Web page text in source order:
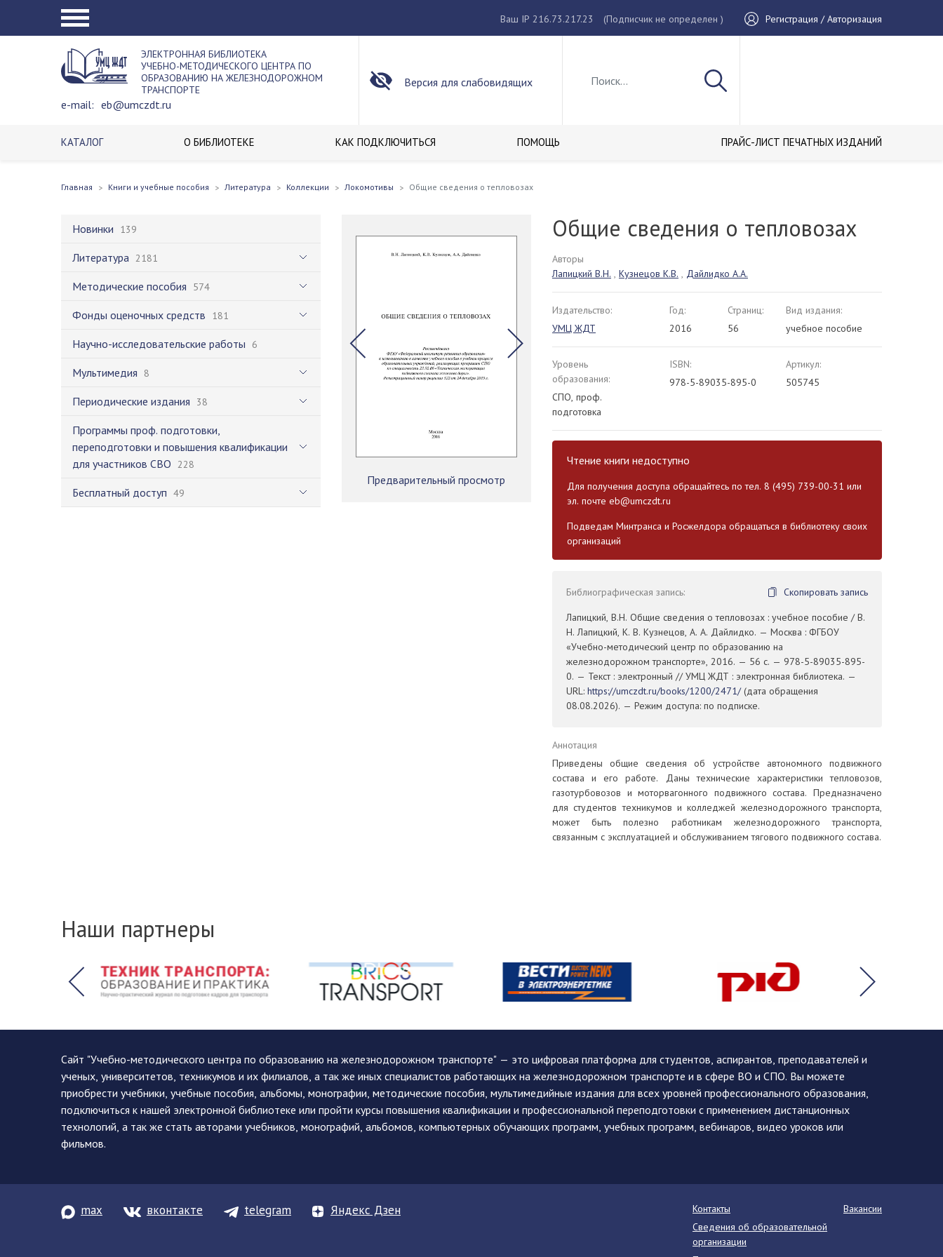
Ваш IP 216.73.217.23 (Подписчик не определен ) Регистрация / Авторизация
ЭЛЕКТРОННАЯ БИБЛИОТЕКА
УЧЕБНО-МЕТОДИЧЕСКОГО ЦЕНТРА ПО
ОБРАЗОВАНИЮ НА ЖЕЛЕЗНОДОРОЖНОМ
ТРАНСПОРТЕ
e-mail: eb@umczdt.ru
Версия для слабовидящих
КАТАЛОГ О БИБЛИОТЕКЕ КАК ПОДКЛЮЧИТЬСЯ ПОМОЩЬ ПРАЙС-ЛИСТ ПЕЧАТНЫХ ИЗДАНИЙ
Главная Книги и учебные пособия Литература Коллекции Локомотивы Общие сведения о тепловозах
Новинки 139
Литература 2181
Методические пособия 574
Фонды оценочных средств 181
Научно-исследовательские работы 6
Мультимедия 8
Периодические издания 38
Программы проф. подготовки,
переподготовки и повышения квалификации
для участников СВО 228
Бесплатный доступ 49
Предварительный просмотр
Общие сведения о тепловозах
Авторы
Лапицкий В.Н. , Кузнецов К.В. , Дайлидко А.А.
Издательство:
УМЦ ЖДТ
Год:
2016
Страниц:
56
Вид издания:
учебное пособие
Уровень
образования:
СПО, проф.
подготовка
ISBN:
978-5-89035-895-0
Артикул:
505745
Чтение книги недоступно
Для получения доступа обращайтесь по тел. 8 (495) 739-00-31 или
эл. почте eb@umczdt.ru
Подведам Минтранса и Росжелдора обращаться в библиотеку своих
организаций
Библиографическая запись:
Скопировать запись
Лапицкий, В.Н. Общие сведения о тепловозах : учебное пособие / В.
Н. Лапицкий, К. В. Кузнецов, А. А. Дайлидко. — Москва : ФГБОУ
«Учебно-методический центр по образованию на
железнодорожном транспорте», 2016. — 56 с. — 978-5-89035-895-
0. — Текст : электронный // УМЦ ЖДТ : электронная библиотека. —
URL: https://umczdt.ru/books/1200/2471/(дата обращения
08.08.2026). — Режим доступа: по подписке.
Аннотация
Приведены общие сведения об устройстве автономного подвижного
состава и его работе. Даны технические характеристики тепловозов,
газотурбовозов и моторвагонного подвижного состава. Предназначено
для студентов техникумов и колледжей железнодорожного транспорта,
может быть полезно работникам железнодорожного транспорта,
связанным с эксплуатацией и обслуживанием тягового подвижного состава.
Наши партнеры
Сайт "Учебно-методического центра по образованию на железнодорожном транспорте" — это цифровая платформа для студентов, аспирантов, преподавателей и
ученых, университетов, техникумов и их филиалов, а так же иных специалистов работающих на железнодорожном транспорте и в сфере ВО и СПО. Вы можете
приобрести учебники, учебные пособия, альбомы, монографии, методические пособия, мультимедийные издания для всех уровней профессионального образования,
подключиться к нашей электронной библиотеке или пройти курсы повышения квалификации и профессиональной переподготовки с применением дистанционных
технологий, а так же стать авторами учебников, монографий, альбомов, компьютерных обучающих программ, учебных программ, вебинаров, видео уроков или
фильмов.
max вконтакте telegram Яндекс Дзен Контакты
Вакансии
Сведения об образовательной
организации